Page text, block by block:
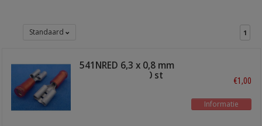
Standaard 1
541NRED 6,3 x 0,8 mm
schuifstekker 10 st
€1,00
Informatie